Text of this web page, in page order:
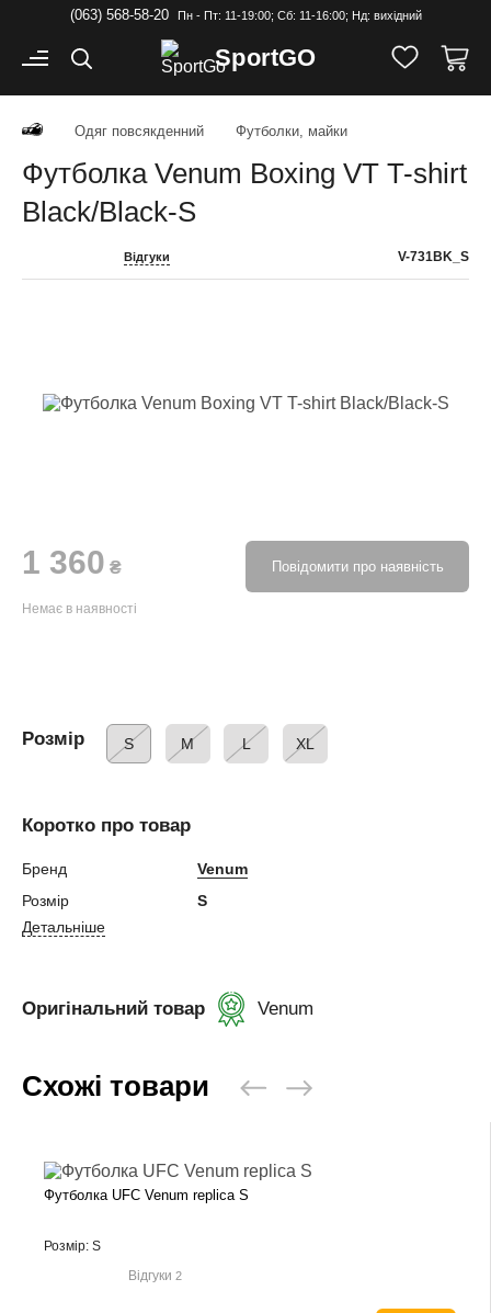
(063) 568-58-20 Пн - Пт: 11-19:00; Cб: 11-16:00; Нд: вихідний
SportGO
Одяг повсякденний Футболки, майки
Футболка Venum Boxing VT T-shirt
Black/Black-S
Відгуки V-731BK_S
1 360 ₴
Немає в наявності
Повідомити про наявність
Розмір S M L XL
Коротко про товар
Бренд
Venum
Розмір
S
Детальніше
Оригінальний товар Venum
Схожі товари
Футболка UFC Venum replica S
Розмір: S
Відгуки2